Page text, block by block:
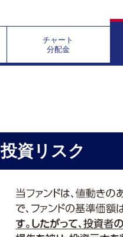
チャート
分配金
投資リスク